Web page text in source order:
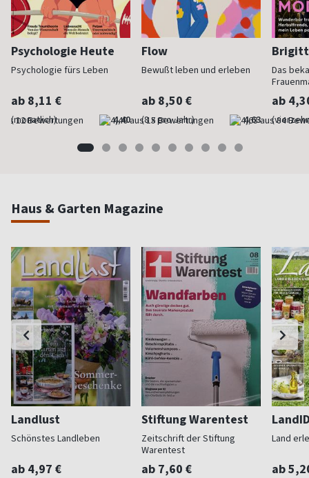
Psychologie Heute
Psychologie fürs Leben
ab 8,11 €
(monatlich) 4,40
Flow
Bewußt leben und erleben
ab 8,50 €
(8 x pro Jahr) 4,63
Das
ab
Haus & Garten Magazine
Landlust
Schönstes Landleben
ab 4,97 €
Stiftung Warentest
Zeitschrift der Stiftung
Warentest
ab 7,60 €
Land
ab